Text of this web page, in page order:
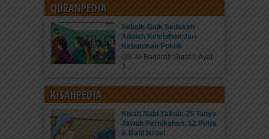
QURANPEDIA
Sebaik-Baik Sedekah
Adalah Kelebihan dari
Kebutuhan Pokok
QS. Al-Baqarah Surat 1 Ayat
3...
KISAHPEDIA
Kisah Nabi Yakub: 25 Tanya
Jawab Pernikahan, 12 Putra
& Bani Israel